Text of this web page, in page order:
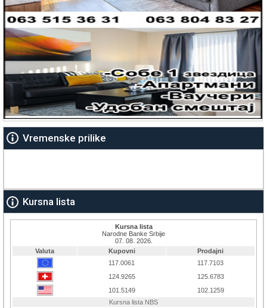
Vremenske prilike
Kursna lista